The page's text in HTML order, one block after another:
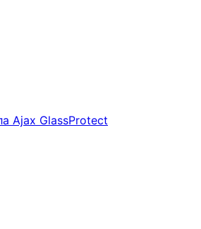
Ajax GlassProtect